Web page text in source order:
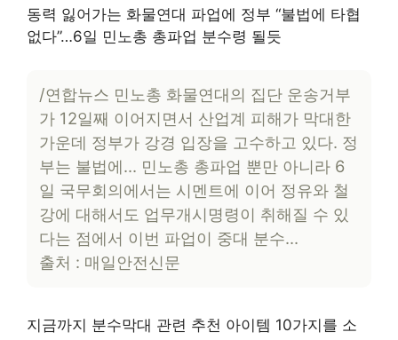
동력 잃어가는 화물연대 파업에 정부 “불법에 타협
없다”…6일 민노총 총파업 분수령 될듯
/연합뉴스 민노총 화물연대의 집단 운송거부
가 12일째 이어지면서 산업계 피해가 막대한
가운데 정부가 강경 입장을 고수하고 있다. 정
부는 불법에… 민노총 총파업 뿐만 아니라 6
일 국무회의에서는 시멘트에 이어 정유와 철
강에 대해서도 업무개시명령이 취해질 수 있
다는 점에서 이번 파업이 중대 분수…
출처 : 매일안전신문
지금까지 분수막대 관련 추천 아이템 10가지를 소